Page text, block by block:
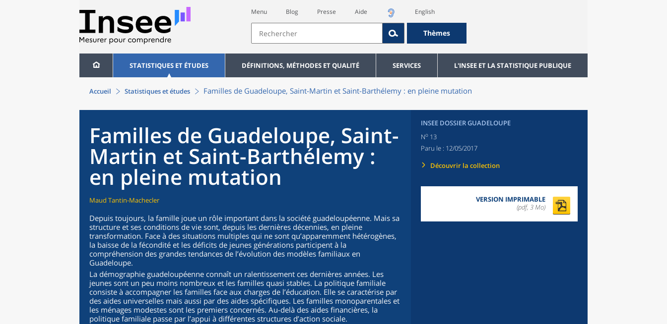
Menu Blog Presse Aide English
Thèmes
STATISTIQUES ET ÉTUDES DÉFINITIONS, MÉTHODES ET QUALITÉ SERVICES L'INSEE ET LA STATISTIQUE PUBLIQUE
Accueil Statistiques et études Familles de Guadeloupe, Saint-Martin et Saint-Barthélemy : en pleine mutation
Familles de Guadeloupe, Saint-
Martin et Saint-Barthélemy :
en pleine mutation
Maud Tantin-Machecler
Depuis toujours, la famille joue un rôle important dans la société guadeloupéenne. Mais sa
structure et ses conditions de vie sont, depuis les dernières décennies, en pleine
transformation. Face à des situations multiples qui ne sont qu’apparemment hétérogènes,
la baisse de la fécondité et les déficits de jeunes générations participent à la
compréhension des grandes tendances de l’évolution des modèles familiaux en
Guadeloupe.
La démographie guadeloupéenne connaît un ralentissement ces dernières années. Les
jeunes sont un peu moins nombreux et les familles quasi stables. La politique familiale
consiste à accompagner les familles face aux charges de l’éducation. Elle se caractérise par
des aides universelles mais aussi par des aides spécifiques. Les familles monoparentales et
les ménages modestes sont les premiers concernés. Au-delà des aides financières, la
politique familiale passe par l’appui à différentes structures d’action sociale.
INSEE DOSSIER GUADELOUPE
No 13
Paru le : 12/05/2017
Découvrir la collection
VERSION IMPRIMABLE
(pdf, 3 Mo)